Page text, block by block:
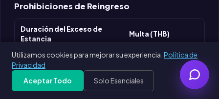
Prohibiciones de Reingreso
Duración del Exceso de
Estancia
Multa (THB)
1-90 días auto-reportados
฿500/día, máximo
฿20,000
>90 días auto-reportados ฿20,000
Utilizamos cookies para mejorar su experiencia. Política de
Privacidad
Aceptar Todo
Solo Esenciales
Get Free PDF — 30 seconds Generate Free